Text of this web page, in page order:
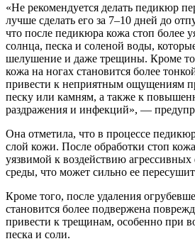
«Не рекомендуется делать педикюр
лучше сделать его за 7–10 дней до
что после педикюра кожа стоп более
солнца, песка и соленой воды,
шелушение и даже трещины. Кроме
кожа на ногах становится более
привести к неприятным ощущениям
песку или камням, а также к
раздражения и инфекций», —
Она отметила, что в процессе
слой кожи. После обработки стоп
уязвимой к воздействию
среды, что может сильно ее
Кроме того, после удаления
становится более подвержена
привести к трещинам, особенно при
песка и соли.